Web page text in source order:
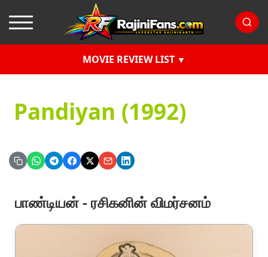
MOVIE REVIEW LIST
Pandiyan (1992)
பாண்டியன் - ரசிகனின் விமர்சனம்